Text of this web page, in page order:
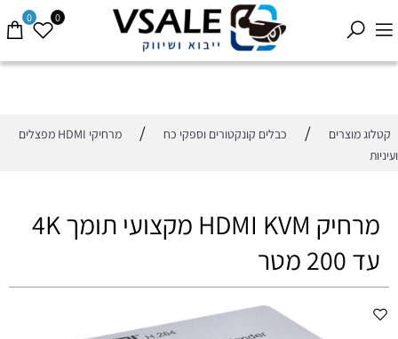
0 0
קטלוג מוצרים / כבלים קונקטורים וספקי כח /
מרחיקי HDMI מפצלים
ועיניות
מרחיק HDMI KVM מקצועי תומך 4K
עד 200 מטר